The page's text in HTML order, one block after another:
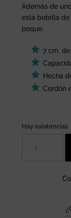
Además de
esta botella
peque.
7 cm.
Hecha
Cordón
Hay existencias
agua